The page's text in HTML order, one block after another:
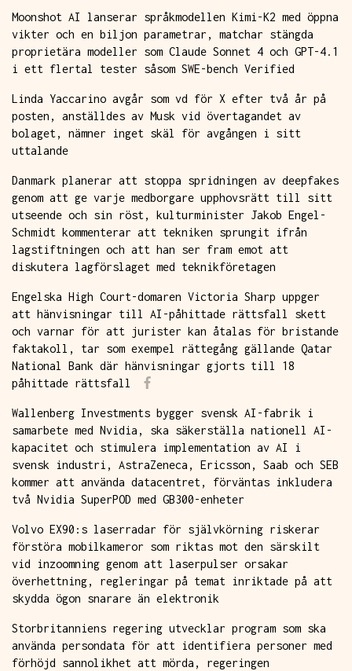
Moonshot AI lanserar språkmodellen Kimi-K2 med öppna
vikter och en biljon parametrar, matchar stängda
proprietära modeller som Claude Sonnet 4 och GPT-4.1
i ett flertal tester såsom SWE-bench Verified
Linda Yaccarino avgår som vd för X efter två år på
posten, anställdes av Musk vid övertagandet av
bolaget, nämner inget skäl för avgången i sitt
uttalande
Danmark planerar att stoppa spridningen av deepfakes
genom att ge varje medborgare upphovsrätt till sitt
utseende och sin röst, kulturminister Jakob Engel-
Schmidt kommenterar att tekniken sprungit ifrån
lagstiftningen och att han ser fram emot att
diskutera lagförslaget med teknikföretagen
Engelska High Court-domaren Victoria Sharp uppger
att hänvisningar till AI-påhittade rättsfall skett
och varnar för att jurister kan åtalas för bristande
faktakoll, tar som exempel rättegång gällande Qatar
National Bank där hänvisningar gjorts till 18
påhittade rättsfall
Wallenberg Investments bygger svensk AI-fabrik i
samarbete med Nvidia, ska säkerställa nationell AI-
kapacitet och stimulera implementation av AI i
svensk industri, AstraZeneca, Ericsson, Saab och SEB
kommer att använda datacentret, förväntas inkludera
två Nvidia SuperPOD med GB300-enheter
Volvo EX90:s laserradar för självkörning riskerar
förstöra mobilkameror som riktas mot den särskilt
vid inzoomning genom att laserpulser orsakar
överhettning, regleringar på temat inriktade på att
skydda ögon snarare än elektronik
Storbritanniens regering utvecklar program som ska
använda persondata för att identifiera personer med
förhöjd sannolikhet att mörda, regeringen